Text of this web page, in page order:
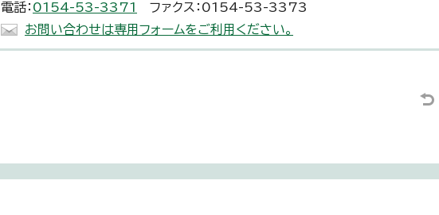
電話： 0154-53-3371
ファクス：0154-53-3373
お問い合わせは専用フォームをご利用ください。